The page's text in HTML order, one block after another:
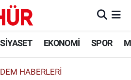
SİYASET EKONOMİ SPOR
HABERLERI